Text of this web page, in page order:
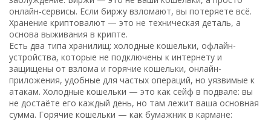
онлайн-сервисы. Если биржу взломают, вы потеряете всё.
Хранение криптовалют — это не техническая деталь, а
основа выживания в крипте.
Есть два типа хранилищ:холодные кошельки, офлайн-
устройства, которые не подключены к интернету и
защищены от взлома игорячие кошельки, онлайн-
приложения, удобные для частых операций, но уязвимые к
атакам. Холодные кошельки — это как сейф в подвале: вы
не достаёте его каждый день, но там лежит ваша основная
сумма. Горячие кошельки — как бумажник в кармане: